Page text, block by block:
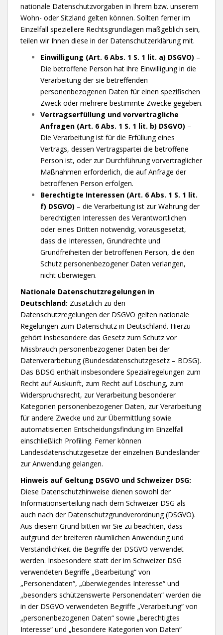
nationale Datenschutzvorgaben in Ihrem bzw. unserem
Wohn- oder Sitzland gelten können. Sollten ferner im
Einzelfall speziellere Rechtsgrundlagen maßgeblich sein,
teilen wir Ihnen diese in der Datenschutzerklärung mit.
Einwilligung (Art. 6 Abs. 1 S. 1 lit. a) DSGVO) –
Die betroffene Person hat ihre Einwilligung in die
Verarbeitung der sie betreffenden
personenbezogenen Daten für einen spezifischen
Zweck oder mehrere bestimmte Zwecke gegeben.
Vertragserfüllung und vorvertragliche
Anfragen (Art. 6 Abs. 1 S. 1 lit. b) DSGVO) –
Die Verarbeitung ist für die Erfüllung eines
Vertrags, dessen Vertragspartei die betroffene
Person ist, oder zur Durchführung vorvertraglicher
Maßnahmen erforderlich, die auf Anfrage der
betroffenen Person erfolgen.
Berechtigte Interessen (Art. 6 Abs. 1 S. 1 lit.
f) DSGVO) – die Verarbeitung ist zur Wahrung der
berechtigten Interessen des Verantwortlichen
oder eines Dritten notwendig, vorausgesetzt,
dass die Interessen, Grundrechte und
Grundfreiheiten der betroffenen Person, die den
Schutz personenbezogener Daten verlangen,
nicht überwiegen.
Nationale Datenschutzregelungen in
Deutschland: Zusätzlich zu den
Datenschutzregelungen der DSGVO gelten nationale
Regelungen zum Datenschutz in Deutschland. Hierzu
gehört insbesondere das Gesetz zum Schutz vor
Missbrauch personenbezogener Daten bei der
Datenverarbeitung (Bundesdatenschutzgesetz – BDSG).
Das BDSG enthält insbesondere Spezialregelungen zum
Recht auf Auskunft, zum Recht auf Löschung, zum
Widerspruchsrecht, zur Verarbeitung besonderer
Kategorien personenbezogener Daten, zur Verarbeitung
für andere Zwecke und zur Übermittlung sowie
automatisierten Entscheidungsfindung im Einzelfall
einschließlich Profiling. Ferner können
Landesdatenschutzgesetze der einzelnen Bundesländer
zur Anwendung gelangen.
Hinweis auf Geltung DSGVO und Schweizer DSG:
Diese Datenschutzhinweise dienen sowohl der
Informationserteilung nach dem Schweizer DSG als
auch nach der Datenschutzgrundverordnung (DSGVO).
Aus diesem Grund bitten wir Sie zu beachten, dass
aufgrund der breiteren räumlichen Anwendung und
Verständlichkeit die Begriffe der DSGVO verwendet
werden. Insbesondere statt der im Schweizer DSG
verwendeten Begriffe „Bearbeitung“ von
„Personendaten“, „überwiegendes Interesse“ und
„besonders schützenswerte Personendaten“ werden die
in der DSGVO verwendeten Begriffe „Verarbeitung“ von
„personenbezogenen Daten“ sowie „berechtigtes
Interesse“ und „besondere Kategorien von Daten“